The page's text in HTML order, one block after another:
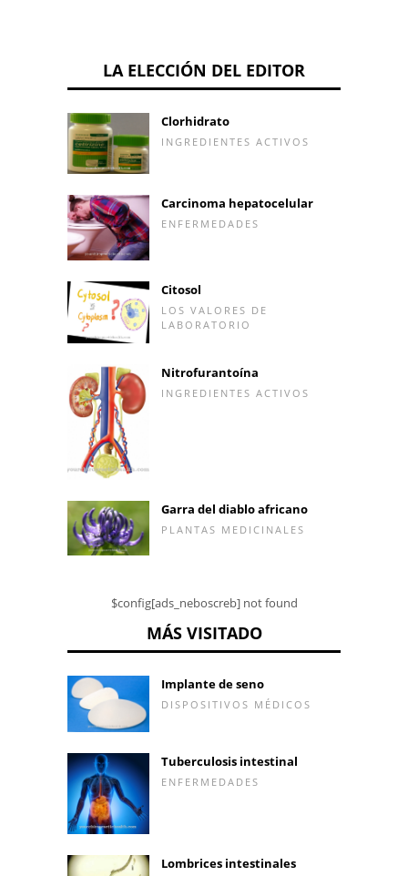
LA ELECCIÓN DEL EDITOR
Clorhidrato
INGREDIENTES ACTIVOS
Carcinoma hepatocelular
ENFERMEDADES
Citosol
LOS VALORES DE
LABORATORIO
Nitrofurantoína
INGREDIENTES ACTIVOS
Garra del diablo africano
PLANTAS MEDICINALES
$config[ads_neboscreb] not found
MÁS VISITADO
Implante de seno
DISPOSITIVOS MÉDICOS
Tuberculosis intestinal
ENFERMEDADES
Lombrices intestinales